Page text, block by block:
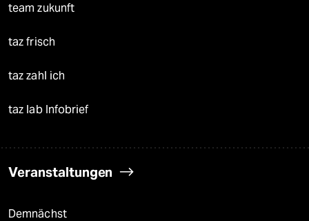
team zukunft
taz frisch
taz zahl ich
taz lab Infobrief
Veranstaltungen
Demnächst